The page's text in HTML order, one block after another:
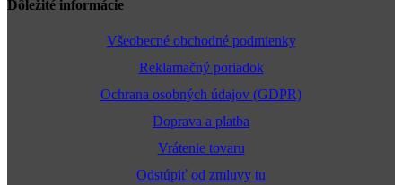
Dôležité informácie
Všeobecné obchodné podmienky
Reklamačný poriadok
Ochrana osobných údajov (GDPR)
Doprava a platba
Vrátenie tovaru
Odstúpiť od zmluvy tu